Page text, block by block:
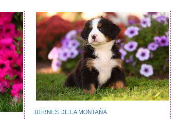
BERNES DE LA MONTAÑA